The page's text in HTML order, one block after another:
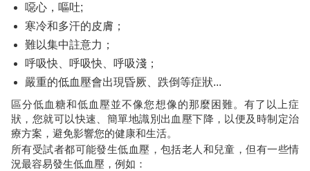
噁心，嘔吐;
寒冷和多汗的皮膚；
難以集中註意力；
呼吸快、呼吸快、呼吸淺；
嚴重的低血壓會出現昏厥、跌倒等症狀...
區分低血糖和低血壓並不像您想像的那麼困難。有了以上症
狀，您就可以快速、簡單地識別出血壓下降，以便及時制定治
療方案，避免影響您的健康和生活。
所有受試者都可能發生低血壓，包括老人和兒童，但有一些情
況最容易發生低血壓，例如：